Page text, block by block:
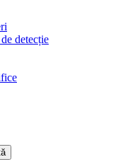
detecție